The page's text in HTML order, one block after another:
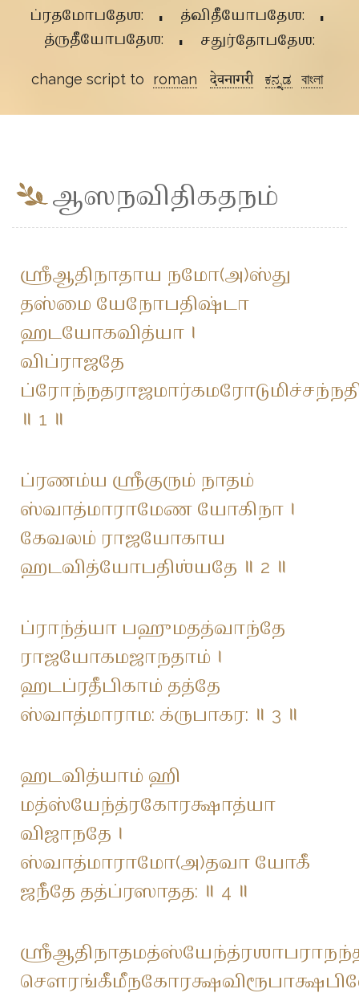
ப்ரதமோபதேஶ:
த்விதீயோபதேஶ:
த்ருதீயோபதேஶ:
சதுர்தோபதேஶ:
change script to roman देवनागरी ಕನ್ನಡ বাংলা
ஆஸநவிதிகதநம்
ஶ்ரீஆதிநாதாய நமோ(அ)ஸ்து
தஸ்மை யேநோபதிஷ்டா
ஹடயோகவித்யா ।
விப்ராஜதே
॥ 1 ॥
ப்ரணம்ய ஶ்ரீகுரும் நாதம்
ஸ்வாத்மாராமேண யோகிநா ।
கேவலம் ராஜயோகாய
ஹடவித்யோபதிஶ்யதே ॥ 2 ॥
ப்ராந்த்யா பஹுமதத்வாந்தே
ராஜயோகமஜாநதாம் ।
ஹடப்ரதீபிகாம் தத்தே
ஸ்வாத்மாராம: க்ருபாகர: ॥ 3 ॥
ஹடவித்யாம் ஹி
மத்ஸ்யேந்த்ரகோரக்ஷாத்யா
விஜாநதே ।
ஸ்வாத்மாராமோ(அ)தவா யோகீ
ஜநீதே தத்ப்ரஸாதத: ॥ 4 ॥